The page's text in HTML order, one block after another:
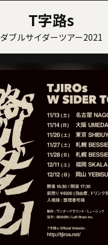
T字路s
ダブルサイダーツアー2021